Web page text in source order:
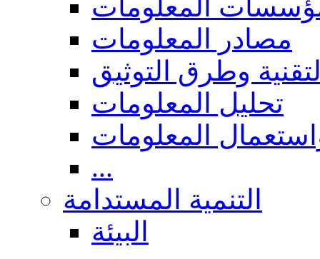
المعلومات
مصادر المعلومات
وطرق التوثيق
تحليل المعلومات
المعلومات
...
التنمية المستدامة
البيئة